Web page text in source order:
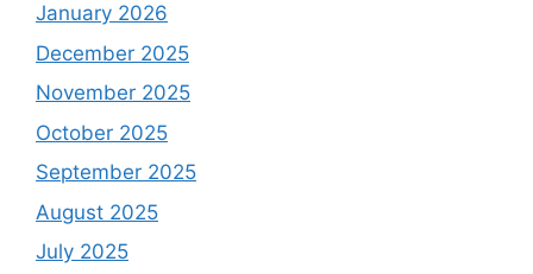
January 2026
December 2025
November 2025
October 2025
September 2025
August 2025
July 2025